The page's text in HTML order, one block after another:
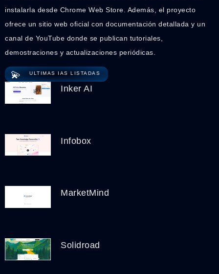
instalarla desde Chrome Web Store. Además, el proyecto
ofrece un sitio web oficial con documentación detallada y un
canal de YouTube donde se publican tutoriales,
demostraciones y actualizaciones periódicas.
💫 ULTIMAS IAS LISTADAS
Inker AI
Infobox
MarketMind
Solidroad